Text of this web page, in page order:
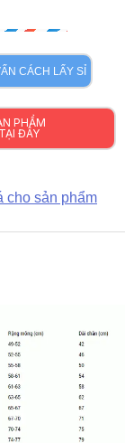
cho sản phẩm
CÁCH LẤY SỈ
PHẨM
ĐÂY